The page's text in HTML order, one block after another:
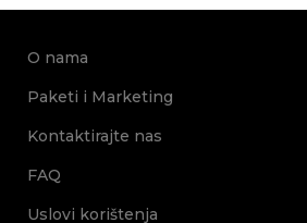
O nama
Paketi i Marketing
Kontaktirajte nas
FAQ
Uslovi korištenja